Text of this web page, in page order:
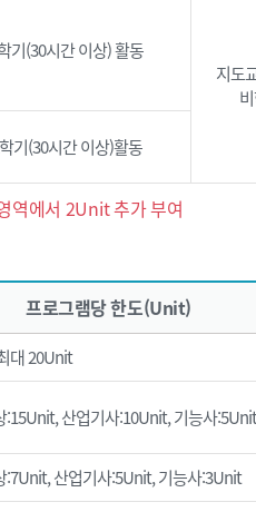
기(30시간 이상) 활동
지도
기(30시간 이상)활동
역에서 2Unit 추가 부여
프로그램당 한도(Unit)
대 20Unit
:15Unit, 산업기사:10Unit, 기능사:5Unit
:7Unit, 산업기사:5Unit, 기능사:3Unit